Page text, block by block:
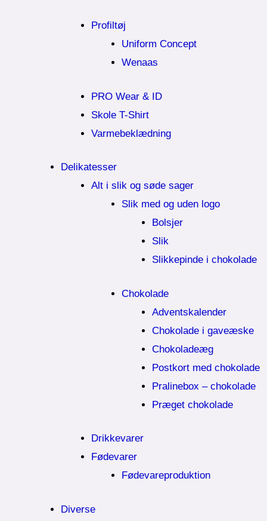
Profiltøj
Uniform Concept
Wenaas
PRO Wear & ID
Skole T-Shirt
Varmebeklædning
Delikatesser
Alt i slik og søde sager
Slik med og uden logo
Bolsjer
Slik
Slikkepinde i chokolade
Chokolade
Adventskalender
Chokolade i gaveæske
Chokoladeæg
Postkort med chokolade
Pralinebox – chokolade
Præget chokolade
Drikkevarer
Fødevarer
Fødevareproduktion
Diverse